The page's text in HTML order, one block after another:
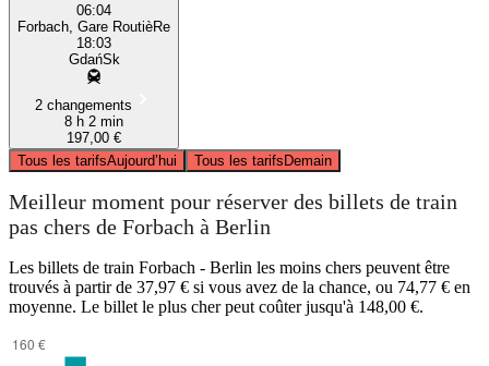
06:04
Forbach, Gare RoutièRe
18:03
GdańSk
2 changements
8 h 2 min
197,00 €
Tous les tarifsAujourd’hui Tous les tarifsDemain
Meilleur moment pour réserver des billets de train
pas chers de Forbach à Berlin
Les billets de train Forbach - Berlin les moins chers peuvent être
trouvés à partir de 37,97 € si vous avez de la chance, ou 74,77 € en
moyenne. Le billet le plus cher peut coûter jusqu'à 148,00 €.